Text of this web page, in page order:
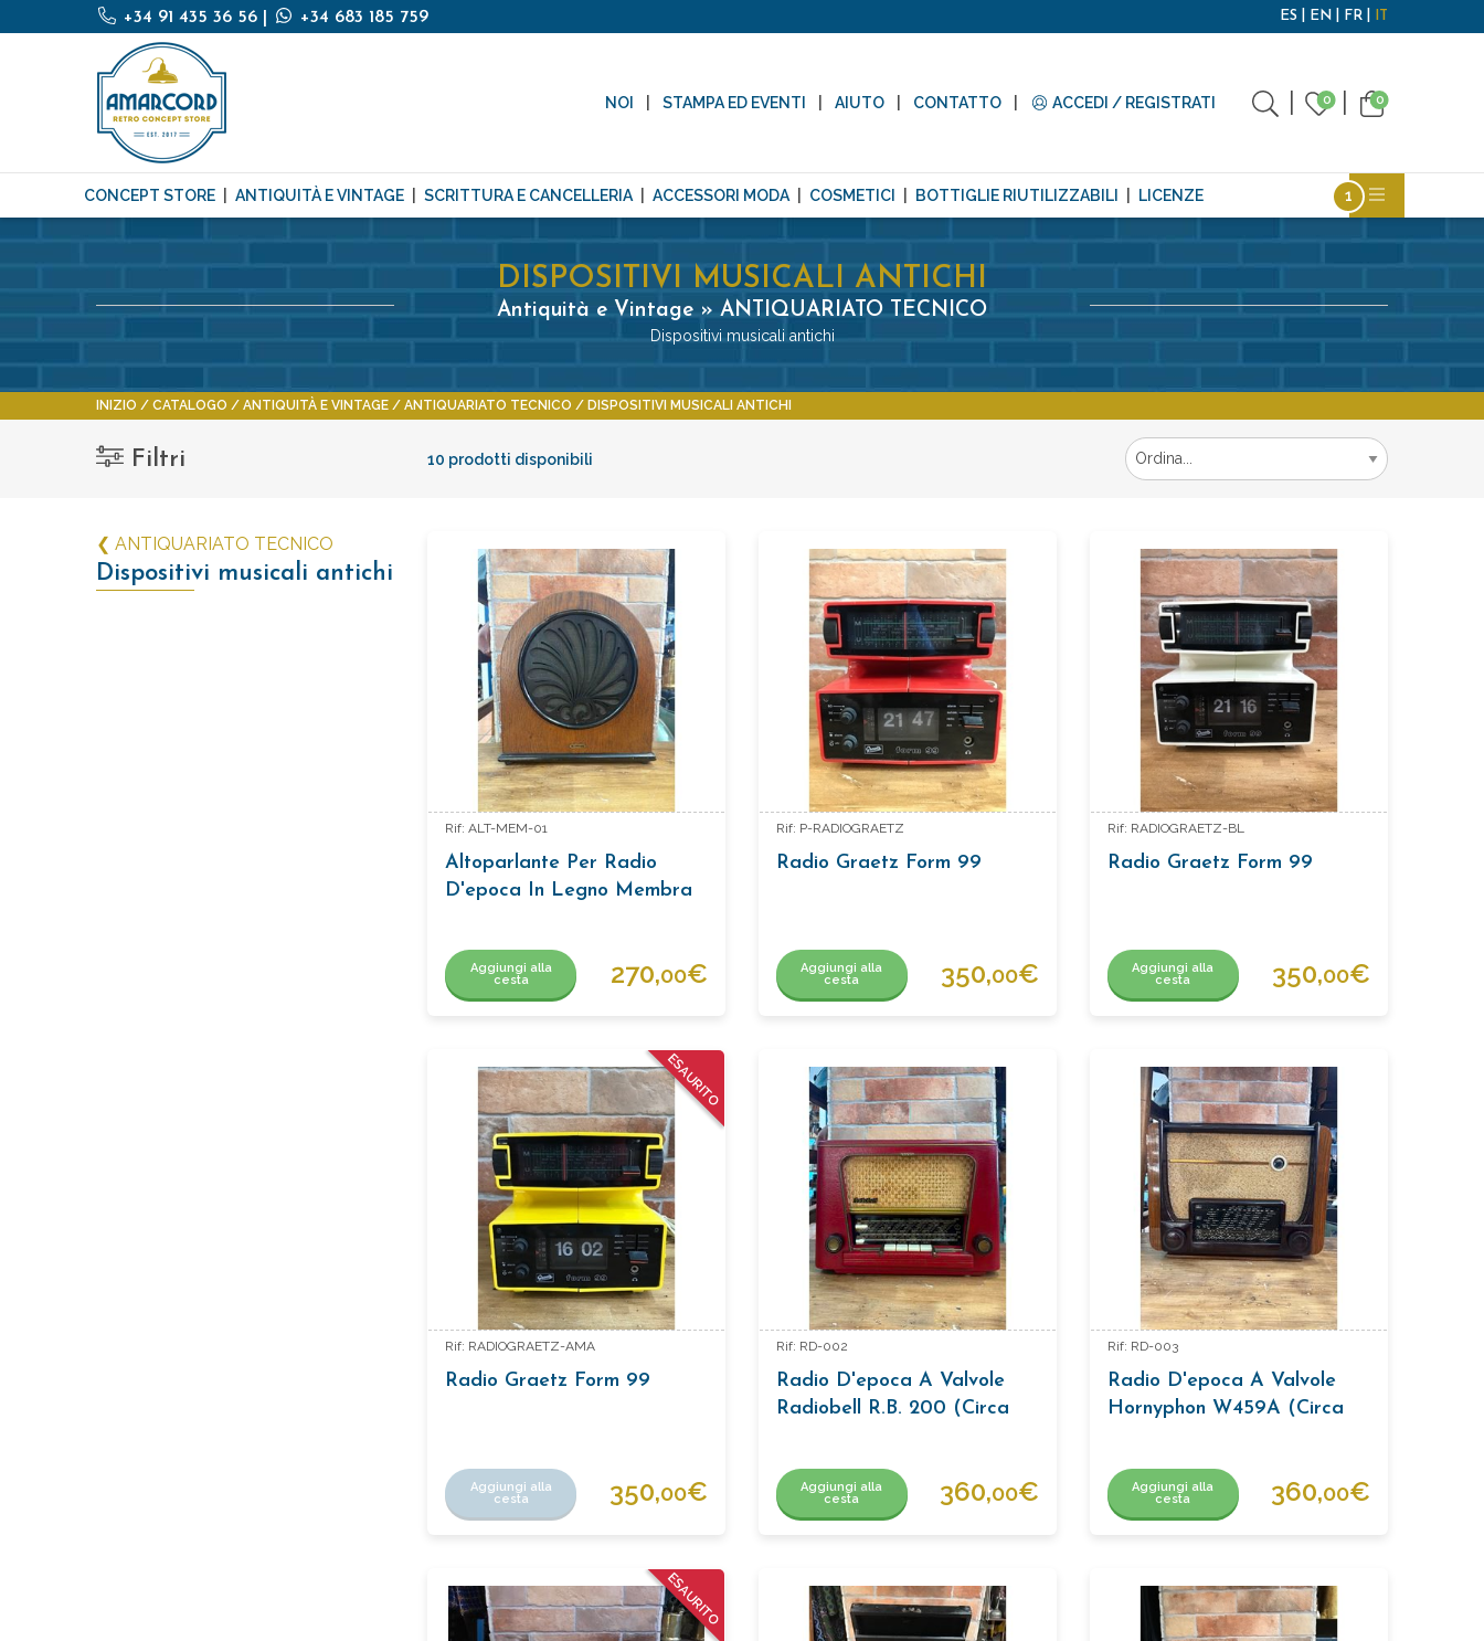
+34 91 435 36 56 +34 683 185 759 ES EN FR IT
NOI STAMPA ED EVENTI AIUTO CONTATTO ACCEDI / REGISTRATI 0 0
CONCEPT STORE ANTIQUITÀ E VINTAGE SCRITTURA E CANCELLERIA ACCESSORI MODA COSMETICI BOTTIGLIE RIUTILIZZABILI LICENZE
DISPOSITIVI MUSICALI ANTICHI
Antiquità e Vintage » ANTIQUARIATO TECNICO
Dispositivi musicali antichi
INIZIO CATALOGO ANTIQUITÀ E VINTAGE ANTIQUARIATO TECNICO DISPOSITIVI MUSICALI ANTICHI
Filtri 10 prodotti disponibili
❮ ANTIQUARIATO TECNICO
Dispositivi musicali antichi
Rif: ALT-MEM-01
Altoparlante Per Radio
D'epoca In Legno Membra
Aggiungi alla
cesta
270,00€
Rif: P-RADIOGRAETZ
Radio Graetz Form 99
Aggiungi alla
cesta
350,00€
Rif: RADIOGRAETZ-BL
Radio Graetz Form 99
Aggiungi alla
cesta
350,00€
ESAURITO
Rif: RADIOGRAETZ-AMA
Radio Graetz Form 99
Aggiungi alla
cesta
350,00€
Rif: RD-002
Radio D'epoca A Valvole
Radiobell R.B. 200 (circa
Aggiungi alla
cesta
360,00€
Rif: RD-003
Radio D'epoca A Valvole
Hornyphon W459A (circa
Aggiungi alla
cesta
360,00€
ESAURITO